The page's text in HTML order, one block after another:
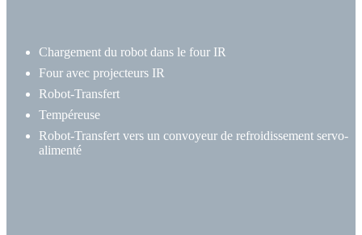
Chargement du robot dans le four IR
Four avec projecteurs IR
Robot-Transfert
Tempéreuse
Robot-Transfert vers un convoyeur de refroidissement servo-
alimenté